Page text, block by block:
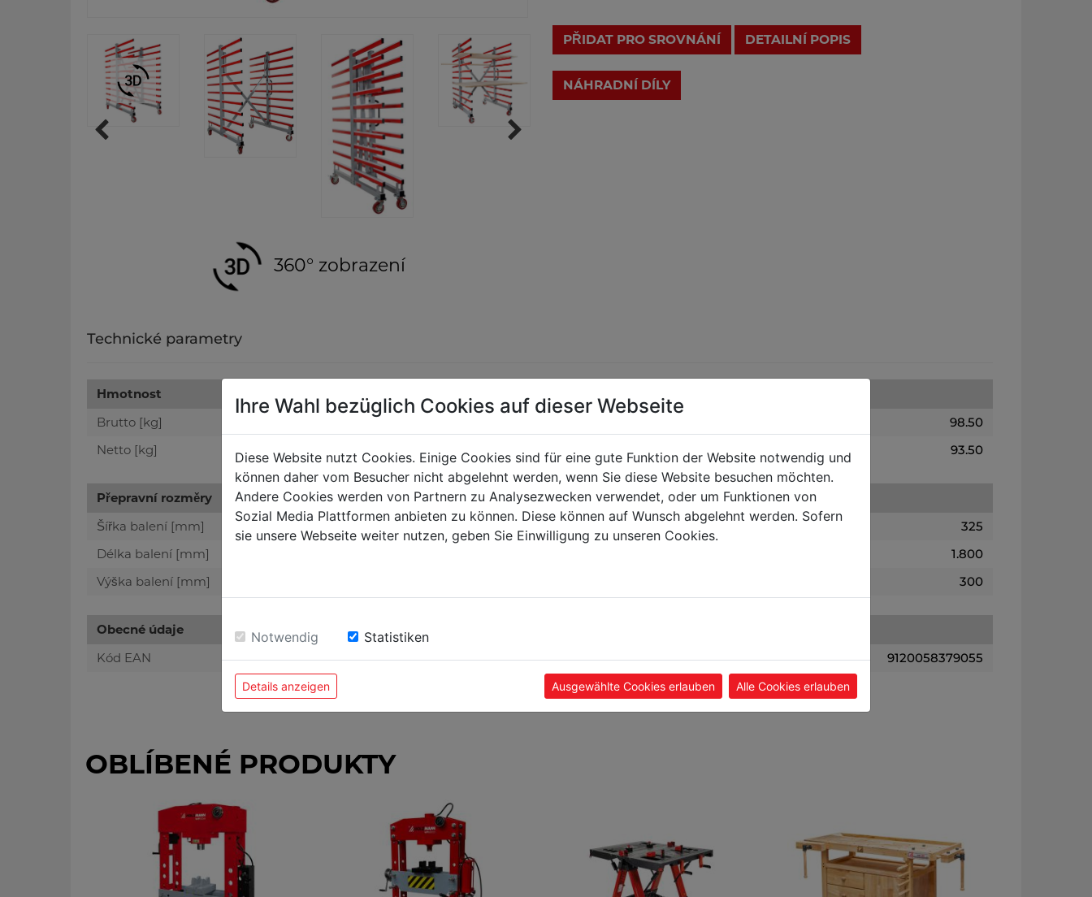
360° zobrazení
PŘIDAT PRO SROVNÁNÍ DETAILNÍ POPIS
Technické parametry
Hmotnost
Brutto [kg]
98.50
Netto [kg]
93.50
Přepravní rozměry
Šířka balení [mm]
325
Délka balení [mm]
1.800
Výška balení [mm]
300
Obecné údaje
Kód EAN
9120058379055
OBLÍBENÉ PRODUKTY
Ihre Wahl bezüglich Cookies auf dieser Webseite
Diese Website nutzt Cookies. Einige Cookies sind für eine gute Funktion der Website notwendig und
können daher vom Besucher nicht abgelehnt werden, wenn Sie diese Website besuchen möchten.
Andere Cookies werden von Partnern zu Analysezwecken verwendet, oder um Funktionen von
Sozial Media Plattformen anbieten zu können. Diese können auf Wunsch abgelehnt werden. Sofern
sie unsere Webseite weiter nutzen, geben Sie Einwilligung zu unseren Cookies.
Notwendig Statistiken
Details anzeigen Ausgewählte Cookies erlauben Alle Cookies erlauben